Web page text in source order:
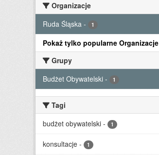
Organizacje
Ruda Śląska - 1
Pokaż tylko popularne Organizacje
Grupy
Budżet Obywatelski - 1
Tagi
budżet obywatelski - 1
konsultacje - 1